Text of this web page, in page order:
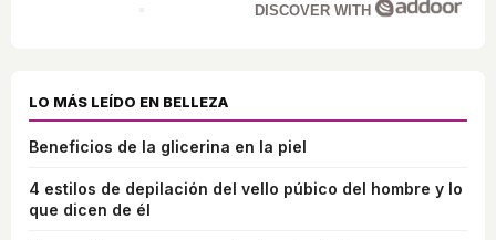
DISCOVER WITH
LO MÁS LEÍDO EN BELLEZA
Beneficios de la glicerina en la piel
4 estilos de depilación del vello púbico del hombre y lo
que dicen de él